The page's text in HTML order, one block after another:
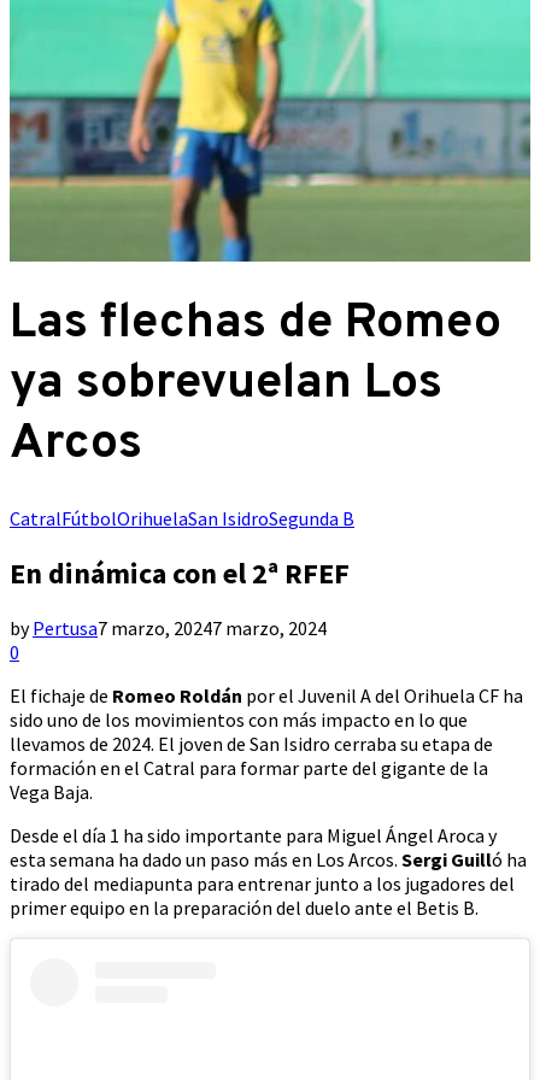
Las flechas de Romeo
ya sobrevuelan Los
Arcos
CatralFútbolOrihuelaSan IsidroSegunda B
En dinámica con el 2ª RFEF
byPertusa7 marzo, 20247 marzo, 2024
0
El fichaje de Romeo Roldán por el Juvenil A del Orihuela CF ha
sido uno de los movimientos con más impacto en lo que
llevamos de 2024. El joven de San Isidro cerraba su etapa de
formación en el Catral para formar parte del gigante de la
Vega Baja.
Desde el día 1 ha sido importante para Miguel Ángel Aroca y
esta semana ha dado un paso más en Los Arcos. Sergi Guilló ha
tirado del mediapunta para entrenar junto a los jugadores del
primer equipo en la preparación del duelo ante el Betis B.